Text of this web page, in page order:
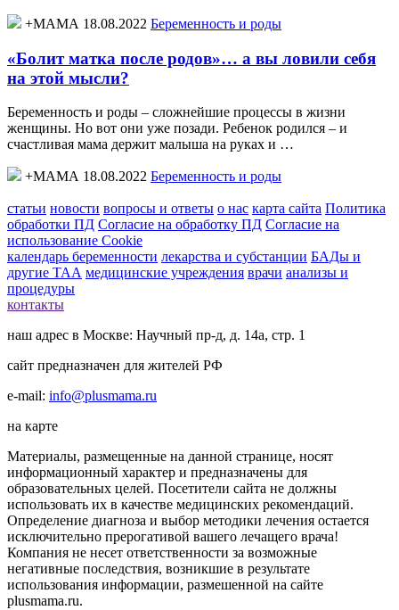
+МАМА 18.08.2022 Беременность и роды
«Болит матка после родов»… а вы ловили себя
на этой мысли?
Беременность и роды – сложнейшие процессы в жизни
женщины. Но вот они уже позади. Ребенок родился – и
счастливая мама держит малыша на руках и …
+МАМА 18.08.2022 Беременность и роды
статьи новости вопросы и ответы о нас карта сайта Политика
обработки ПД Согласие на обработку ПД Согласие на
использование Cookie
календарь беременности лекарства и субстанции БАДы и
другие ТАА медицинские учреждения врачи анализы и
процедуры
контакты
наш адрес в Москве: Научный пр-д, д. 14а, стр. 1
сайт предназначен для жителей РФ
e-mail: info@plusmama.ru
на карте
Материалы, размещенные на данной странице, носят
информационный характер и предназначены для
образовательных целей. Посетители сайта не должны
использовать их в качестве медицинских рекомендаций.
Определение диагноза и выбор методики лечения остается
исключительно прерогативой вашего лечащего врача!
Компания не несет ответственности за возможные
негативные последствия, возникшие в результате
использования информации, размешенной на сайте
plusmama.ru.